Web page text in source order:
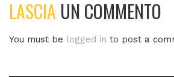
LASCIA UN COMMENTO
You must be logged in to post a